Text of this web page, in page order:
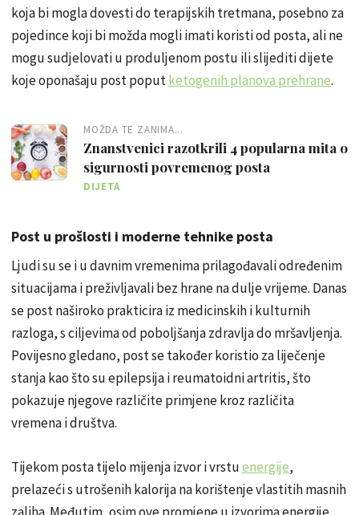
koja bi mogla dovesti do terapijskih tretmana, posebno za
pojedince koji bi možda mogli imati koristi od posta, ali ne
mogu sudjelovati u produljenom postu ili slijediti dijete
koje oponašaju post poputketogenih planova prehrane.
MOŽDA TE ZANIMA...
Znanstvenici razotkrili 4 popularna mita o
sigurnosti povremenog posta
DIJETA
Post u prošlosti i moderne tehnike posta
Ljudi su se i u davnim vremenima prilagođavali određenim
situacijama i preživljavali bez hrane na dulje vrijeme. Danas
se post naširoko prakticira iz medicinskih i kulturnih
razloga, s ciljevima od poboljšanja zdravlja do mršavljenja.
Povijesno gledano, post se također koristio za liječenje
stanja kao što su epilepsija i reumatoidni artritis, što
pokazuje njegove različite primjene kroz različita
vremena i društva.
Tijekom posta tijelo mijenja izvor i vrstuenergije,
prelazeći s utrošenih kalorija na korištenje vlastitih masnih